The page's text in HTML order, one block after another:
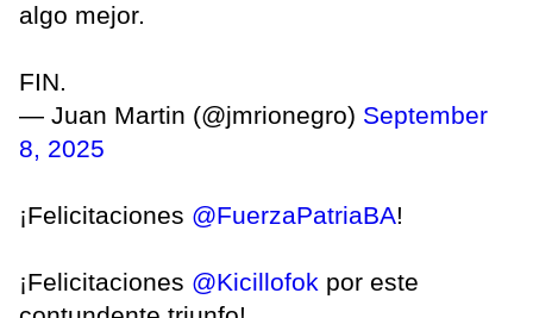
algo mejor.
FIN.
— Juan Martin (@jmrionegro) September
8, 2025
¡Felicitaciones @FuerzaPatriaBA!
¡Felicitaciones @Kicillofok por este